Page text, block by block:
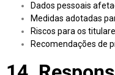
Dados pessoais
Medidas adotadas
Riscos para os
Recomendações de